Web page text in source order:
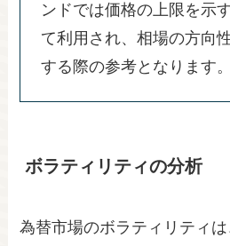
ンドでは価格の上限を示
て利用され、相場の方向
する際の参考となります。​​​​​​​​​​​​​​​​
ボラティリティの分析
為替市場のボラティリティ